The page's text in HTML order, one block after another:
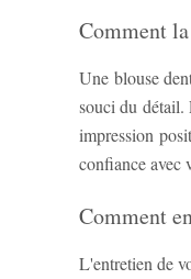
Comment
Une blouse
souci du détail.
impression
confiance avec
Comment
L'entretien de